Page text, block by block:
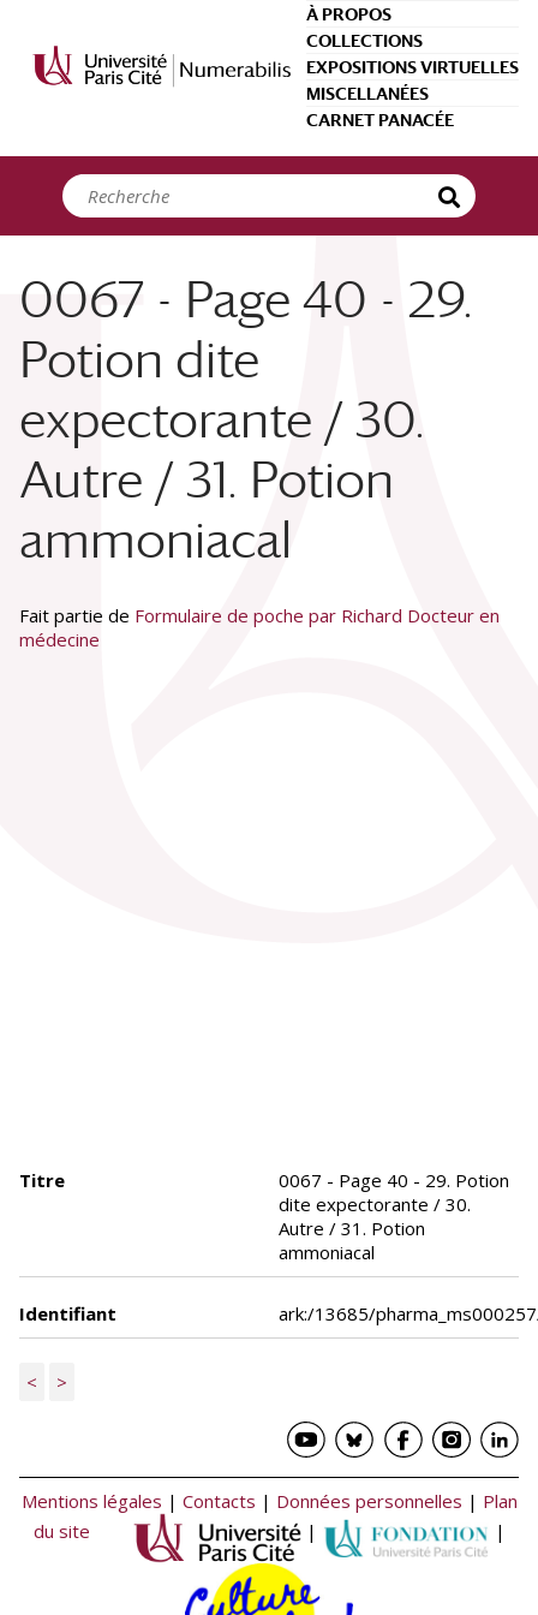
À PROPOS
COLLECTIONS
EXPOSITIONS VIRTUELLES
MISCELLANÉES
CARNET PANACÉE
0067 - Page 40 - 29.
Potion dite
expectorante / 30.
Autre / 31. Potion
ammoniacal
Fait partie de Formulaire de poche par Richard Docteur en
médecine
Titre
0067 - Page 40 - 29. Potion
dite expectorante / 30.
Autre / 31. Potion
ammoniacal
Identifiant ark:/13685/
< >
Mentions légales | Contacts | Données personnelles | Plan
du site
| |